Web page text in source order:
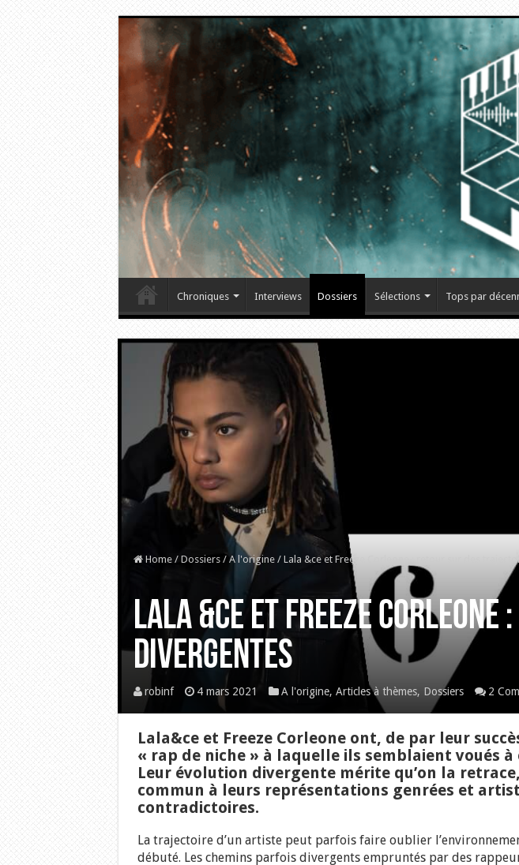
Chroniques Interviews Dossiers Sélections Tops par
Home / Dossiers / A l'origine / Lala &ce et Freeze Corleone : retour sur des
Lala &ce et Freeze
divergentes
robinf 4 mars 2021 A l'origine, Articles à thèmes, Dossiers 2
Lala&ce et Freeze Corleone ont, de par leur
« rap de niche » à laquelle ils semblaient voués
Leur évolution divergente mérite qu’on la
commun à leurs représentations genrées et
contradictoires.
La trajectoire d’un artiste peut parfois faire oublier
débuté. Les chemins parfois divergents empruntés par des